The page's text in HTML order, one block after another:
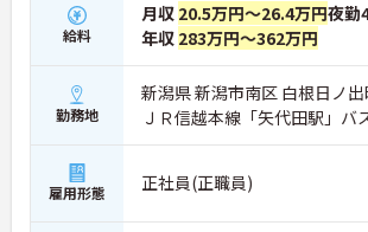
給料
月収 20.5万円～26.4万円夜勤
年収 283万円～362万円
勤務地
新潟県 新潟市南区 白根日ノ
ＪＲ信越本線「矢代田駅」バ
雇用形態 正社員(正職員)